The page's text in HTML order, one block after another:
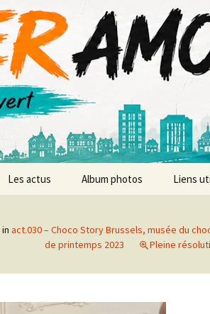
Les actus Album photos
Album photos 2025
Album photos 2024
Album photos 2023
Liens
in act.030 – Choco Story Brussels, musée du
de printemps 2023
Pleine